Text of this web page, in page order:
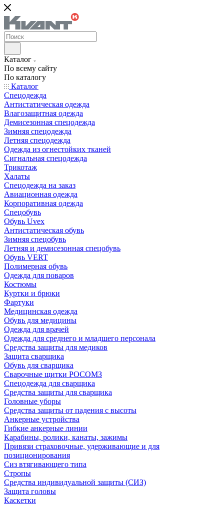
Каталог
По всему сайту
По каталогу
Каталог
Спецодежда
Антистатическая одежда
Влагозащитная одежда
Демисезонная спецодежда
Зимняя спецодежда
Летняя спецодежда
Одежда из огнестойких тканей
Сигнальная спецодежда
Трикотаж
Халаты
Спецодежда на заказ
Авиационная одежда
Корпоративная одежда
Спецобувь
Обувь Uvex
Антистатическая обувь
Зимняя спецобувь
Летняя и демисезонная спецобувь
Обувь VERT
Полимерная обувь
Одежда для поваров
Костюмы
Куртки и брюки
Фартуки
Медицинская одежда
Обувь для медицины
Одежда для врачей
Одежда для среднего и младшего персонала
Средства защиты для медиков
Защита сварщика
Обувь для сварщика
Сварочные щитки РОСОМЗ
Спецодежда для сварщика
Средства защиты для сварщика
Головные уборы
Средства защиты от падения с высоты
Анкерные устройства
Гибкие анкерные линии
Карабины, ролики, канаты, зажимы
Привязи страховочные, удерживающие и для
позиционирования
Сиз втягивающего типа
Стропы
Средства индивидуальной защиты (СИЗ)
Защита головы
Каскетки